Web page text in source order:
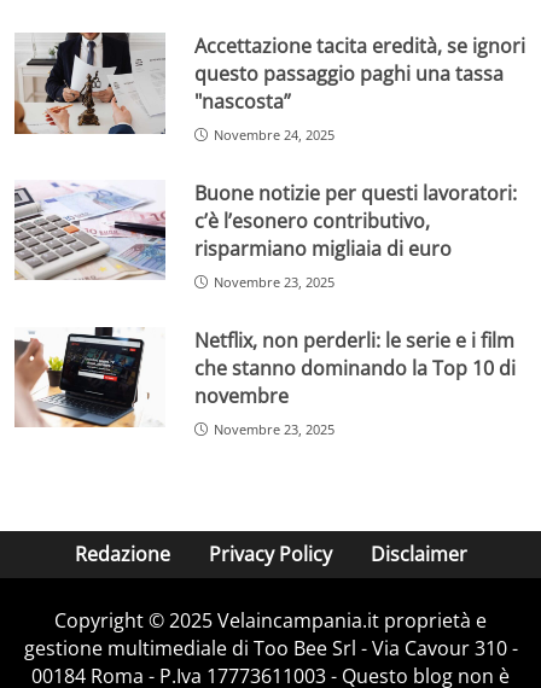
Accettazione tacita eredità, se ignori
questo passaggio paghi una tassa
"nascosta”
Novembre 24, 2025
Buone notizie per questi lavoratori:
c’è l’esonero contributivo,
risparmiano migliaia di euro
Novembre 23, 2025
Netflix, non perderli: le serie e i film
che stanno dominando la Top 10 di
novembre
Novembre 23, 2025
Redazione Privacy Policy Disclaimer
Copyright © 2025 Velaincampania.it proprietà e
gestione multimediale di Too Bee Srl - Via Cavour 310 -
00184 Roma - P.Iva 17773611003 - Questo blog non è